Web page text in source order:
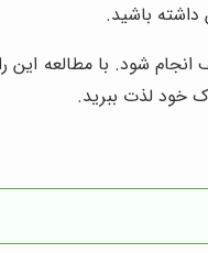
داشته باشید.
شود. با مطالعه این
خود لذت ببرید.